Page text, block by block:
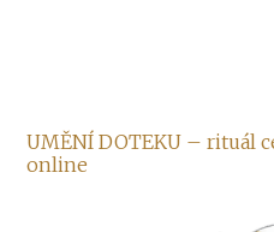
UMĚNÍ DOTEKU – rituál
online